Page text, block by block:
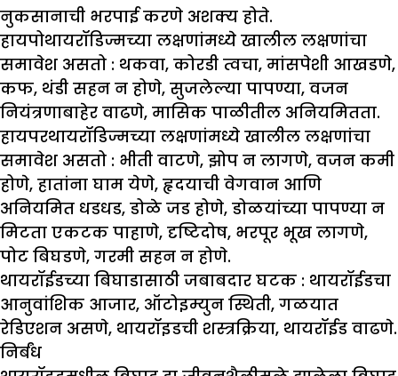
नुकसानाची भरपाई करणे अशक्य होते.
हायपोथायरॉडिज्मच्या लक्षणांमध्ये खालील लक्षणांचा
समावेश असतो : थकवा, कोरडी त्वचा, मांसपेशी आखडणे,
कफ, थंडी सहन न होणे, सुजलेल्या पापण्या, वजन
नियंत्रणाबाहेर वाढणे, मासिक पाळीतील अनियमितता.
हायपरथायरॉडिज्मच्या लक्षणांमध्ये खालील लक्षणांचा
समावेश असतो : भीती वाटणे, झोप न लागणे, वजन कमी
होणे, हातांना घाम येणे, हृदयाची वेगवान आणि
अनियमित धडधड, डोळे जड होणे, डोळयांच्या पापण्या न
मिटता एकटक पाहाणे, दृष्टिदोष, भरपूर भूख लागणे,
पोट बिघडणे, गरमी सहन न होणे.
थायरॉईडच्या बिघाडासाठी जबाबदार घटक : थायरॉईडचा
आनुवांशिक आजार, ऑटोइम्युन स्थिती, गळयात
रेडिएशन असणे, थायरॉइडची शस्त्रक्रिया, थायरॉईड वाढणे.
निर्बंध